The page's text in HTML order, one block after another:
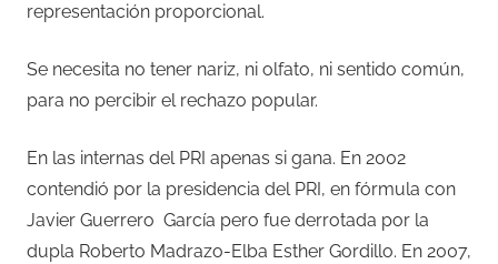
representación proporcional.
Se necesita no tener nariz, ni olfato, ni sentido común,
para no percibir el rechazo popular.
En las internas del PRI apenas si gana. En 2002
contendió por la presidencia del PRI, en fórmula con
Javier Guerrero García pero fue derrotada por la
dupla Roberto Madrazo-Elba Esther Gordillo. En 2007,